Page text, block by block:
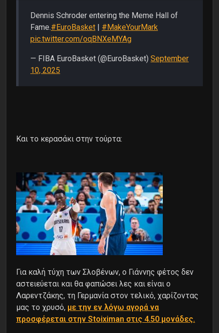
Dennis Schroder entering the Meme Hall of
Fame.#EuroBasket | #MakeYourMark
pic.twitter.com/oqBNXeMYAg
— FIBA EuroBasket (@EuroBasket) September
10, 2025
Kαι το κερασάκι στην τούρτα:
Για καλή τύχη των Σλοβένων, ο Γιάννης φέτος δεν
αστειεύεται και θα φαπώσει λες και είναι ο
Λαρεντζάκης, τη Γερμανία στον τελικό, χαρίζοντας
μας το χρυσό, με την εν λόγω αγορά να
προσφέρεται στην Stoiximan στις 4.50 μονάδες.